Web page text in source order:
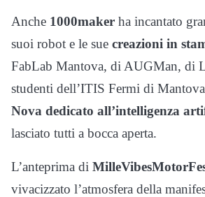
Anche 1000maker ha incantato
suoi robot e le sue creazioni in
FabLab Mantova, di AUGMan, di
studenti dell’ITIS Fermi di
Nova dedicato all’intelligenza
lasciato tutti a bocca aperta.
L’anteprima di
vivacizzato l’atmosfera della